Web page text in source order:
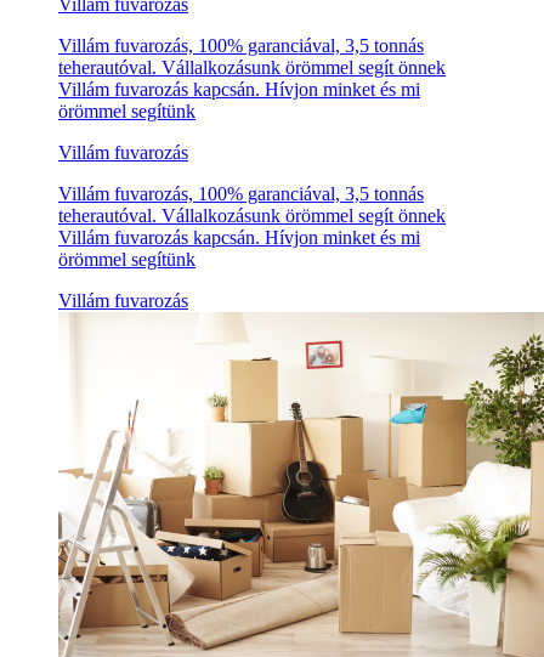
Villám fuvarozás
Villám fuvarozás, 100% garanciával, 3,5 tonnás
teherautóval. Vállalkozásunk örömmel segít önnek
Villám fuvarozás kapcsán. Hívjon minket és mi
örömmel segítünk
Villám fuvarozás
Villám fuvarozás, 100% garanciával, 3,5 tonnás
teherautóval. Vállalkozásunk örömmel segít önnek
Villám fuvarozás kapcsán. Hívjon minket és mi
örömmel segítünk
Villám fuvarozás